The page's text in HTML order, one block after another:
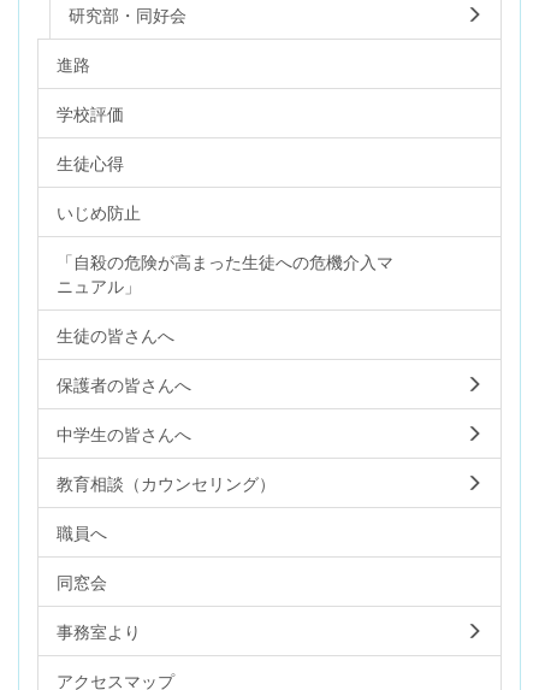
研究部・同好会
進路
学校評価
生徒心得
いじめ防止
「自殺の危険が高まった生徒への危機介入マ
ニュアル」
生徒の皆さんへ
保護者の皆さんへ
中学生の皆さんへ
教育相談（カウンセリング）
職員へ
同窓会
事務室より
アクセスマップ